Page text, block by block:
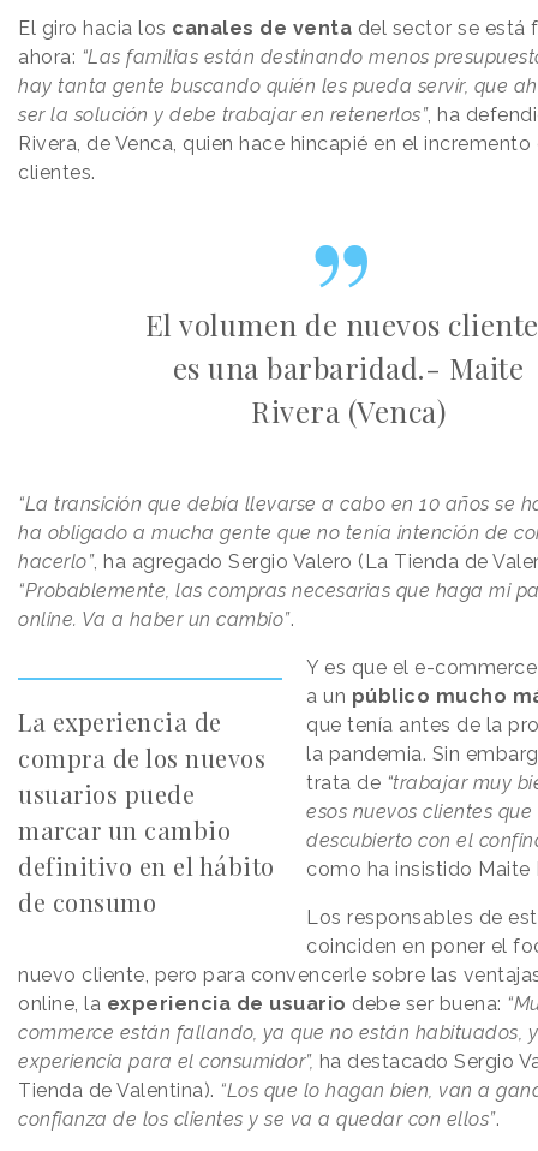
El giro hacia los canales de venta del sector se está
ahora: “Las familias están destinando menos
hay tanta gente buscando quién les pueda servir, que
ser la solución y debe trabajar en retenerlos”, ha
Rivera, de Venca, quien hace hincapié en el
clientes.
El volumen de nuevos
es una barbaridad.- Maite
Rivera (Venca)
“La transición que debía llevarse a cabo en 10 años se
ha obligado a mucha gente que no tenía intención de
hacerlo”, ha agregado Sergio Valero (La Tienda de
“Probablemente, las compras necesarias que haga mi
online. Va a haber un cambio”.
La experiencia de
compra de los nuevos
usuarios puede
marcar un cambio
definitivo en el hábito
de consumo
Y es que el e-
a un público mucho
que tenía antes de la
la pandemia. Sin
trata de “trabajar muy
esos nuevos clientes
descubierto con el
como ha insistido Maite
Los responsables de
coinciden en poner el
nuevo cliente, pero para convencerle sobre las
online, la experiencia de usuario debe ser buena:
commerce están fallando, ya que no están habituados,
experiencia para el consumidor”, ha destacado Sergio
Tienda de Valentina). “Los que lo hagan bien, van a
confianza de los clientes y se va a quedar con ellos”.